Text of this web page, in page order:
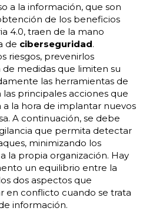
a la información, que son
de los beneficios
4.0, traen de la mano
de ciberseguridad.
riesgos, prevenirlos
medidas que limiten su
las herramientas de
principales acciones que
la hora de implantar nuevos
A continuación, se debe
que permita detectar
minimizando los
la propia organización. Hay
un equilibrio entre la
dos aspectos que
en conflicto cuando se trata
información.